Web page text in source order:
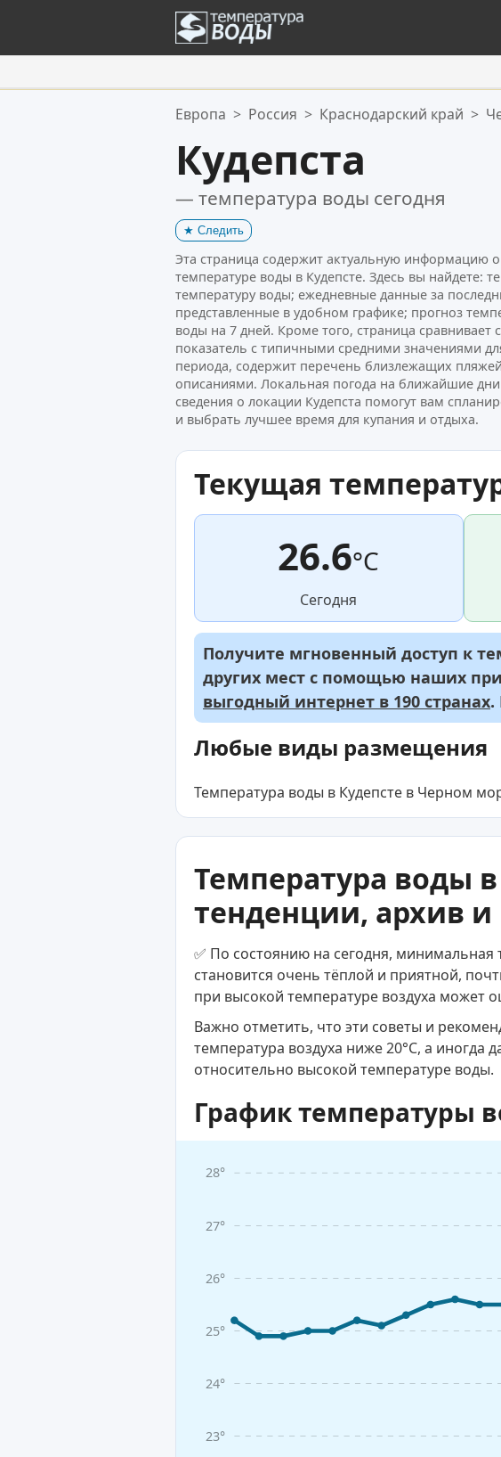
Ваше избранное:
Европа > Россия > Краснодарский край >
Кудепста
— температура воды сегодня
★ Следить
Эта страница содержит актуальную информацию о
температуре воды в Кудепсте. Здесь вы найдете:
температуру воды; ежедневные данные за
представленные в удобном графике; прогноз
воды на 7 дней. Кроме того, страница сравнивает
показатель с типичными средними значениями
периода, содержит перечень близлежащих
описаниями. Локальная погода на ближайшие
сведения о локации Кудепста помогут вам
и выбрать лучшее время для купания и отдыха.
Текущая
26.6°C
Сегодня
Получите мгновенный доступ к
других мест с помощью наших
выгодный интернет в 190 странах.
Любые виды размещения
Температура воды в Кудепсте в Черном
Температура воды
тенденции, архив и
✅ По состоянию на сегодня, минимальная
становится очень тёплой и приятной,
при высокой температуре воздуха может
Важно отметить, что эти советы и
температура воздуха ниже 20°C, а
относительно высокой температуре воды.
График температуры
23°
24°
25°
26°
27°
28°